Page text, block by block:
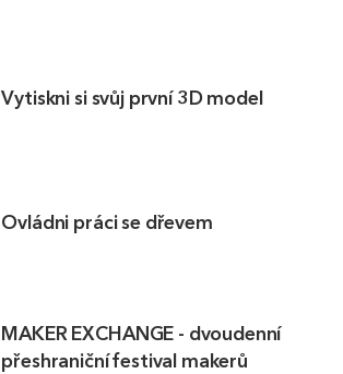
Vytiskni si svůj první 3D model
Ovládni práci se dřevem
MAKER EXCHANGE - dvoudenní
přeshraniční festival makerů